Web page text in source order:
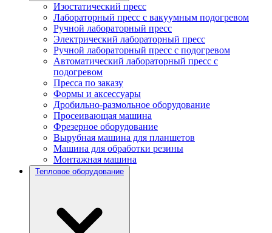
Изостатический пресс
Лабораторный пресс с вакуумным подогревом
Ручной лабораторный пресс
Электрический лабораторный пресс
Ручной лабораторный пресс с подогревом
Автоматический лабораторный пресс с
подогревом
Пресса по заказу
Формы и аксессуары
Дробильно-размольное оборудование
Просеивающая машина
Фрезерное оборудование
Вырубная машина для планшетов
Машина для обработки резины
Монтажная машина
Тепловое оборудование